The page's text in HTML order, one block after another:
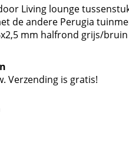
Living lounge
de andere Perugia
mm halfrond grijs/
Verzending is gratis!